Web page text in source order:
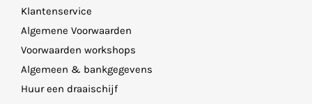
Klantenservice
Algemene Voorwaarden
Voorwaarden workshops
Algemeen & bankgegevens
Huur een draaischijf